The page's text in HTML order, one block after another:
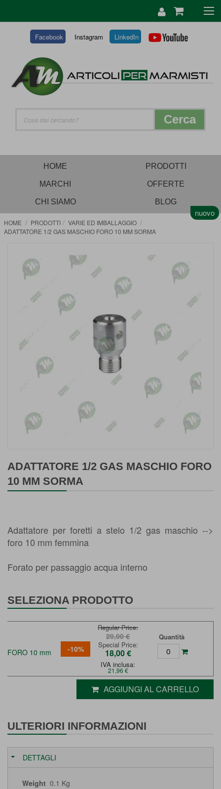
Facebook Instagram LinkedIn
CONTENUTO
Cerca
HOME PRODOTTI
MARCHI OFFERTE
CHI SIAMO BLOG
HOME PRODOTTI
VARIE ED IMBALLAGGIO
ADATTATORE 1/2 GAS MASCHIO FORO 10 MM SORMA
ADATTATORE 1/2 GAS MASCHIO FORO
10 MM SORMA
all'inizio
galleria
Adattatore per foretti a stelo 1/2 gas maschio -->
foro 10 mm femmina
Forato per passaggio acqua interno
SELEZIONA PRODOTTO
FORO 10 mm -10%
Regular Price
20,00 €
Special Price
18,00 €
IVA inclusa:
21,96 €
Quantità
AGGIUNGI AL CARRELLO
ULTERIORI INFORMAZIONI
DETTAGLI
Weight 0.1 Kg